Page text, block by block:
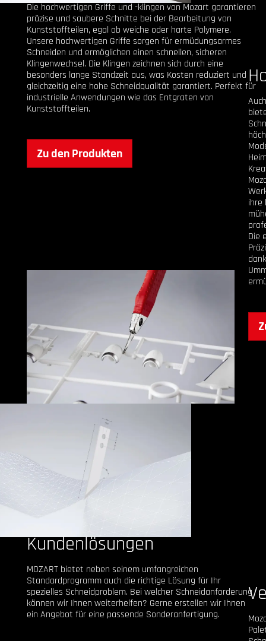
Die hochwertigen Griffe und -klingen von Mozart garantieren
präzise und saubere Schnitte bei der Bearbeitung von
Kunststoffteilen, egal ob weiche oder harte Polymere.
Unsere hochwertigen Griffe sorgen für ermüdungsarmes
Schneiden und ermöglichen einen schnellen, sicheren
Klingenwechsel. Die Klingen zeichnen sich durch eine
besonders lange Standzeit aus, was Kosten reduziert und
gleichzeitig eine hohe Schneidqualität garantiert. Perfekt für
industrielle Anwendungen wie das Entgraten von
Kunststoffteilen.
Zu den Produkten
ihre
Die
Kundenlösungen
MOZART bietet neben seinem umfangreichen
Standardprogramm auch die richtige Lösung für Ihr
spezielles Schneidproblem. Bei welcher Schneidanforderung
können wir Ihnen weiterhelfen? Gerne erstellen wir Ihnen
ein Angebot für eine passende Sonderanfertigung.